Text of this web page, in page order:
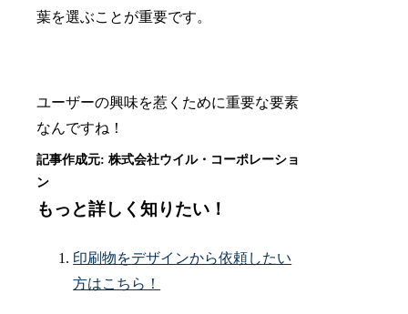
葉を選ぶことが重要です。
ユーザーの興味を惹くために重要な要素
なんですね！
もっと詳しく知りたい！
印刷物をデザインから依頼したい
方はこちら！